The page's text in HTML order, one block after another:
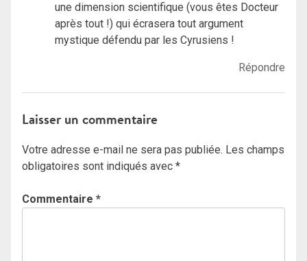
une dimension scientifique (vous êtes Docteur
après tout !) qui écrasera tout argument
mystique défendu par les Cyrusiens !
Répondre
Laisser un commentaire
Votre adresse e-mail ne sera pas publiée. Les champs
obligatoires sont indiqués avec *
Commentaire *